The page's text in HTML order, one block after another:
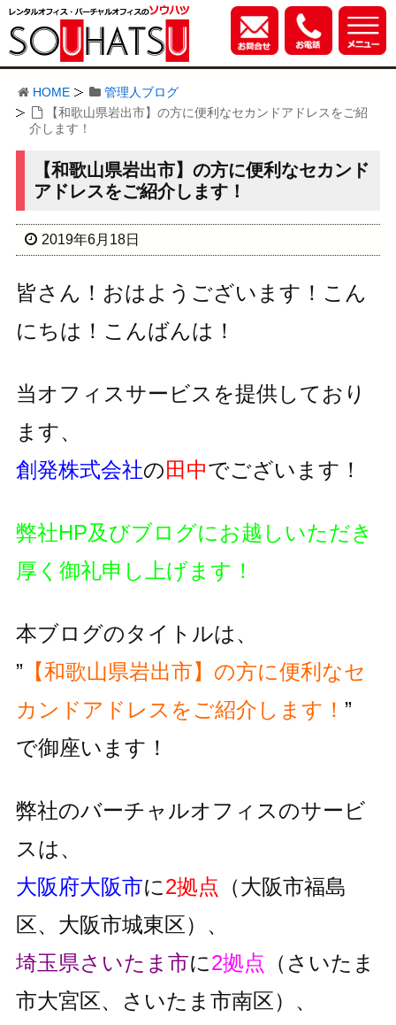
HOME
管理人ブログ
【和歌山県岩出市】の方に便利なセカンドアドレスをご紹
介します！
【和歌山県岩出市】の方に便利なセカンド
アドレスをご紹介します！
2019年6月18日
皆さん！おはようございます！こん
にちは！こんばんは！
当オフィスサービスを提供しており
ます、
創発株式会社の田中でございます！
弊社HP及びブログにお越しいただき
厚く御礼申し上げます！
本ブログのタイトルは、
”【和歌山県岩出市】の方に便利なセ
カンドアドレスをご紹介します！ ”
で御座います！
弊社のバーチャルオフィスのサービ
スは、
大阪府大阪市に2拠点 （大阪市福島
区、大阪市城東区）、
埼玉県さいたま市に2拠点 （さいたま
市大宮区、さいたま市南区）、